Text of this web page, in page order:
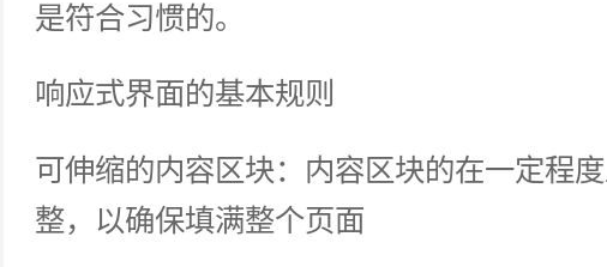
是符合习惯的。
响应式界面的基本规则
可伸缩的内容区块：内容区块的在一定程
整，以确保填满整个页面